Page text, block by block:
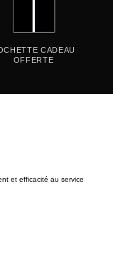
CADEAU
OFFERTE
et efficacité au service